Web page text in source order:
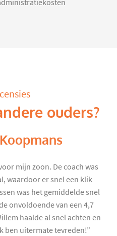
ouders?
mijn zoon. De coach was
waardoor er snel een klik
was het gemiddelde snel
onvoldoende van een 4,7
haalde al snel achten en
ben uitermate tevreden!”